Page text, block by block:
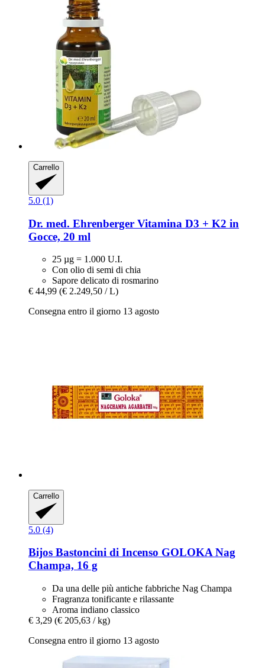
Carrello
5.0 (1)
Dr. med. Ehrenberger Vitamina D3 + K2 in
Gocce, 20 ml
25 µg = 1.000 U.I.
Con olio di semi di chia
Sapore delicato di rosmarino
€ 44,99 (€ 2.249,50 / L)
Consegna entro il giorno 13 agosto
Carrello
5.0 (4)
Bijos Bastoncini di Incenso GOLOKA Nag
Champa, 16 g
Da una delle più antiche fabbriche Nag Champa
Fragranza tonificante e rilassante
Aroma indiano classico
€ 3,29 (€ 205,63 / kg)
Consegna entro il giorno 13 agosto